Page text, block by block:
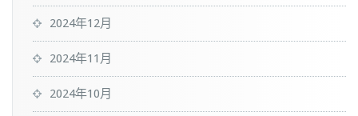
2024年12月
2024年11月
2024年10月